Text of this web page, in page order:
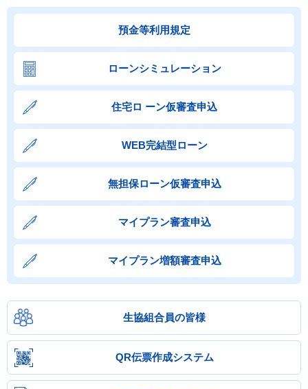
預金等利用規定
ローンシミュレーション
住宅ロ ーン仮審査申込
WEB完結型ローン
無担保ローン仮審査申込
マイプラン審査申込
マイプラン増額審査申込
生協組合員の皆様
QR伝票作成システム